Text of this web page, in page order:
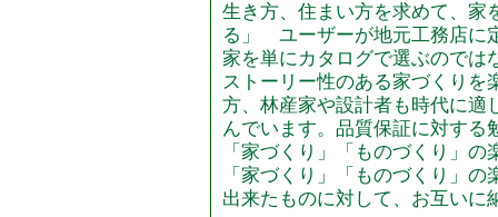
生き方、住まい方を求めて、
る」 ユーザーが地元工務店に
家を単にカタログで選ぶのでは
ストーリー性のある家づくりを
方、林産家や設計者も時代に適
んでいます。品質保証に対する
「家づくり」「ものづくり」
「家づくり」「ものづくり」
出来たものに対して、お互いに